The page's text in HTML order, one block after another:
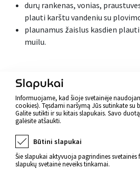
durų rankenas, vonias,
plauti karštu vandeniu su
plaunamus žaislus kasdien
muilu.
Atgal
Slapukai
Informuojame, kad šioje svetainėje
cookies). Tęsdami naršymą Jūs sutinkate su
Galite sutikti ir su kitais slapukais. Savo
galėsite atšaukti.
Būtini slapukai
Šie slapukai aktyvuoja pagrindines svetainės
slapukų svetainė neveiks tinkamai.